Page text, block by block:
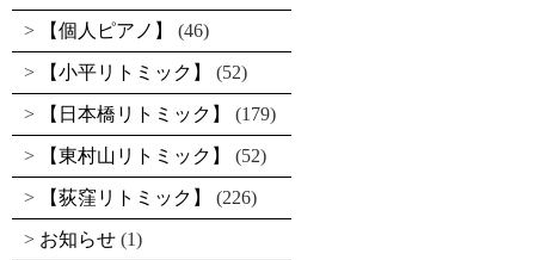
【個人ピアノ】 (46)
【小平リトミック】 (52)
【日本橋リトミック】 (179)
【東村山リトミック】 (52)
【荻窪リトミック】 (226)
お知らせ (1)